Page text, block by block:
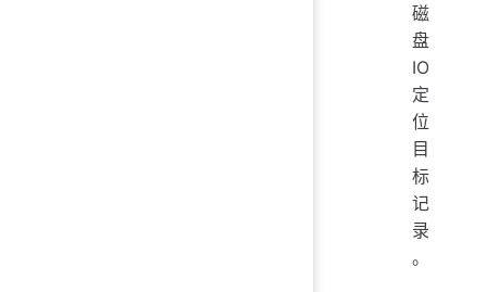
磁
盘
IO
定
位
目
标
记
录
。